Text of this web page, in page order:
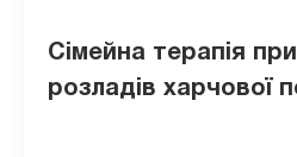
Сімейна терапія при
розладів харчової